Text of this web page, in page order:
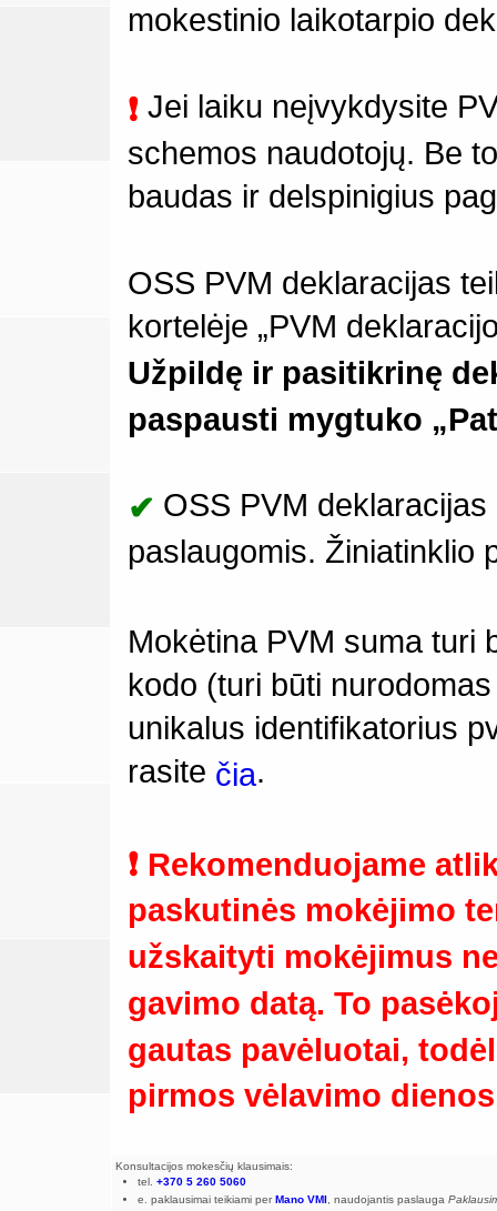
mokestinio laikotarpio
❗ Jei laiku neįvykdysite
schemos naudotojų. Be
baudas ir delspinigius
OSS PVM deklaracijas
kortelėje „PVM
Užpildę ir pasitikrinę
paspausti mygtuko
✔ OSS PVM
paslaugomis. Žiniatinklio
Mokėtina PVM suma turi
kodo (turi būti
unikalus identifikatorius
rasite čia.
❗ Rekomenduojame
paskutinės mokėjimo
užskaityti mokėjimus
gavimo datą. To
gautas pavėluotai,
pirmos vėlavimo
Konsultacijos mokesčių klausimais:
tel. +370 5 260 5060
e. paklausimai teikiami perMano VMI , naudojantis paslauga